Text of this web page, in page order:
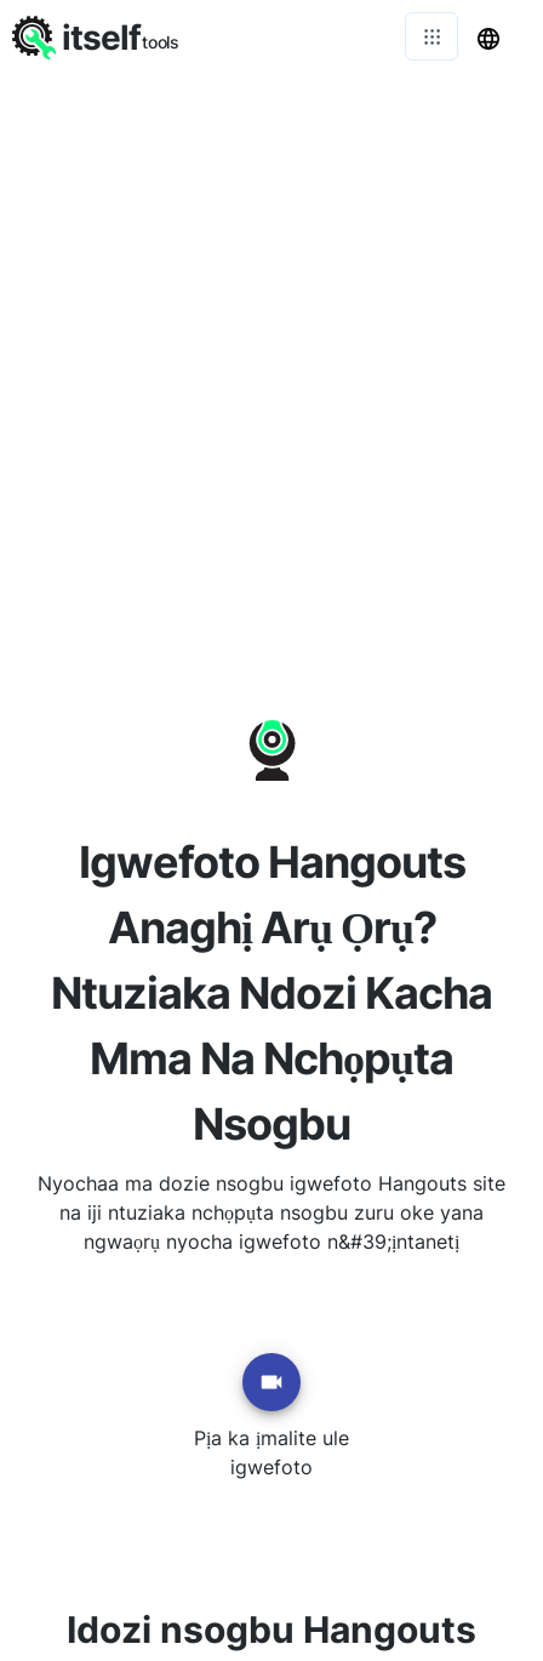
Igwefoto Hangouts
Anaghị Arụ Ọrụ?
Ntuziaka Ndozi Kacha
Mma Na Nchọpụta
Nsogbu
Nyochaa ma dozie nsogbu igwefoto Hangouts site
na iji ntuziaka nchọpụta nsogbu zuru oke yana
ngwaọrụ nyocha igwefoto n&#39;ịntanetị
Pịa ka ịmalite ule
igwefoto
Idozi nsogbu Hangouts
itselftools